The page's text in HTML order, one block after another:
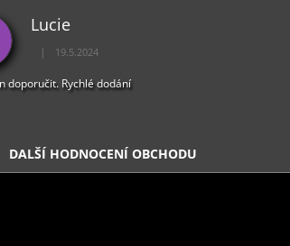
Lucie
Hodnocení obchodu je 5 z 5 hvězdiček.
| 19.5.2024
doporučit. Rychlé dodání
DALŠÍ HODNOCENÍ OBCHODU